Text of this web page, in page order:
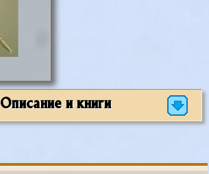
Описание и книги